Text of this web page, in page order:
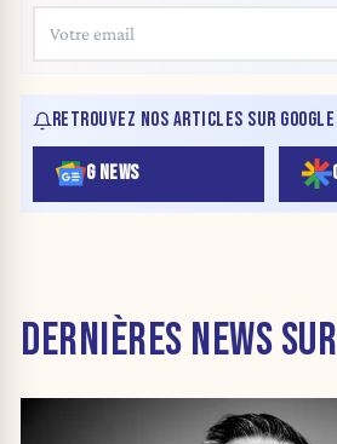
RETROUVEZ NOS ARTICLES SUR GOOGLE
G NEWS
DERNIÈRES NEWS SUR